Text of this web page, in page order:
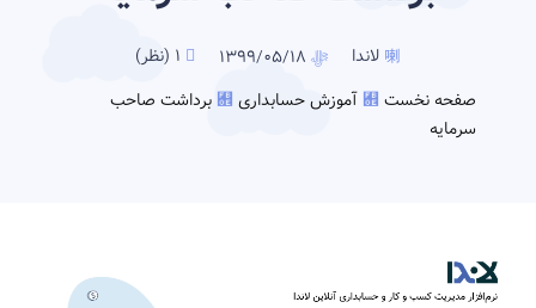
لاندا 1399/05/18
1 (نظر)
صفحه نخست
آموزش حسابداری
برداشت صاحب
سرمایه